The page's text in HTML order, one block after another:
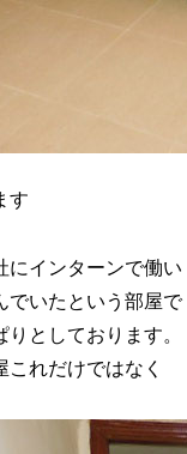
す
にインターンで働い
でいたという部屋で
としております。
これだけではなく